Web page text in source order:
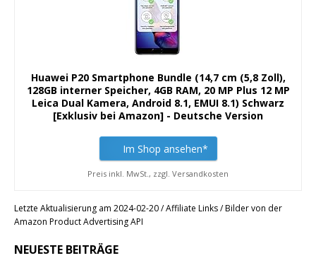
Huawei P20 Smartphone Bundle (14,7 cm (5,8 Zoll),
128GB interner Speicher, 4GB RAM, 20 MP Plus 12 MP
Leica Dual Kamera, Android 8.1, EMUI 8.1) Schwarz
[Exklusiv bei Amazon] - Deutsche Version
Im Shop ansehen*
Preis inkl. MwSt., zzgl. Versandkosten
Letzte Aktualisierung am 2024-02-20 / Affiliate Links / Bilder von der
Amazon Product Advertising API
NEUESTE BEITRÄGE